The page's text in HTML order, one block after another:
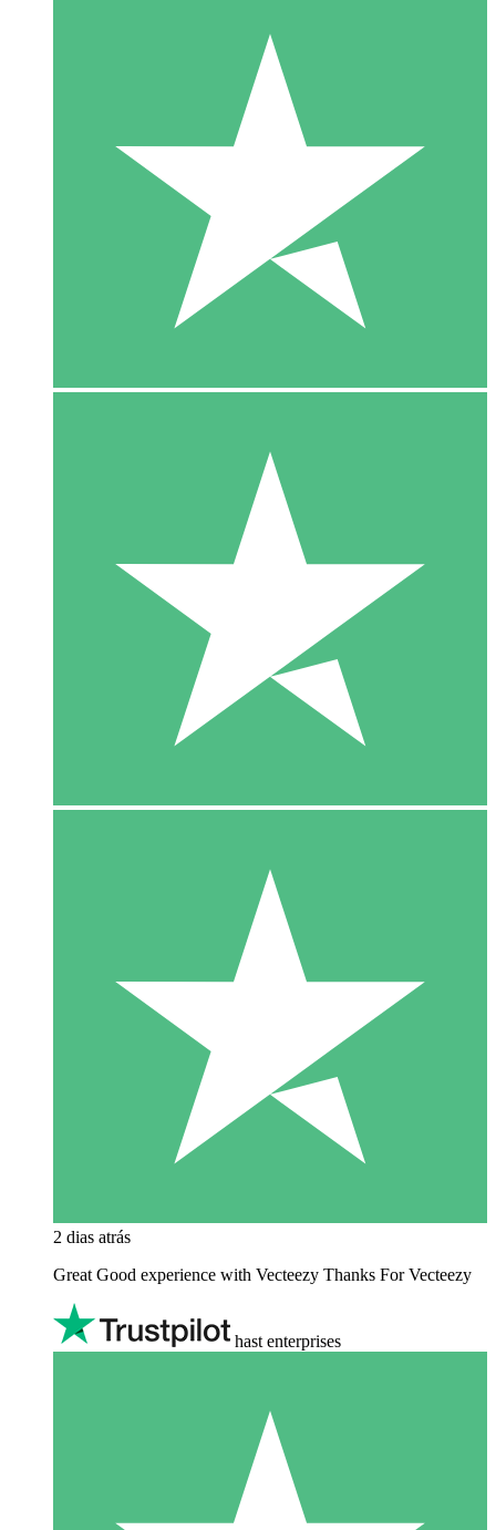
2 dias atrás
Great Good experience with Vecteezy Thanks For Vecteezy
hast enterprises